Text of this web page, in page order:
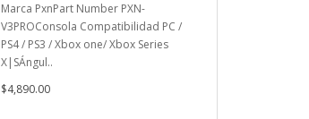
Marca PxnPart Number PXN-
V3PROConsola Compatibilidad PC /
PS4 / PS3 / Xbox one/ Xbox Series
X|SÁngul..
$4,890.00